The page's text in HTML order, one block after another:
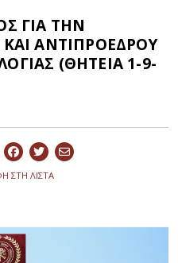
ΓΙΑ ΤΗΝ
ΑΝΤΙΠΡΟΕΔΡΟΥ
(ΘΗΤΕΙΑ 1-9-
ΣΤΗ ΛΙΣΤΑ